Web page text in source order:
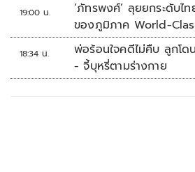
19:00 น.
‘ภัทรพงศ์’ ลุยยกระดับไ
ของภูมิภาค World-
ห้องข่าวไทยโพสต์สุดสัป
18:34 น.
พ่อร้อนใจคดีไม่คืบ ลูกโด
- จี้บุหรี่ตามร่างกาย